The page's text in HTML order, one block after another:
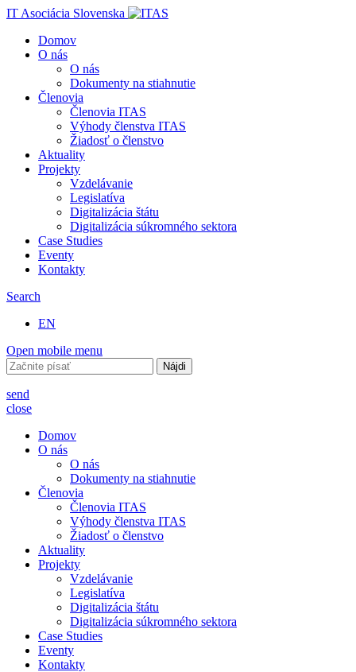
IT Asociácia Slovenska
Domov
O nás
O nás
Dokumenty na stiahnutie
Členovia
Členovia ITAS
Výhody členstva ITAS
Žiadosť o členstvo
Aktuality
Projekty
Vzdelávanie
Legislatíva
Digitalizácia štátu
Digitalizácia súkromného sektora
Case Studies
Eventy
Kontakty
Search
EN
Open mobile menu
Hľadať:
send
close
Domov
O nás
O nás
Dokumenty na stiahnutie
Členovia
Členovia ITAS
Výhody členstva ITAS
Žiadosť o členstvo
Aktuality
Projekty
Vzdelávanie
Legislatíva
Digitalizácia štátu
Digitalizácia súkromného sektora
Case Studies
Eventy
Kontakty